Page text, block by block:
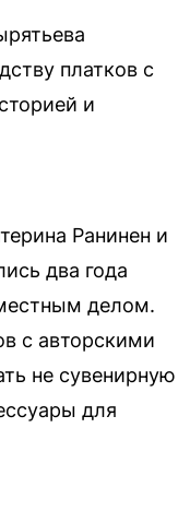
платков с
и
Ранинен и
два года
делом.
с авторскими
не сувенирную
для